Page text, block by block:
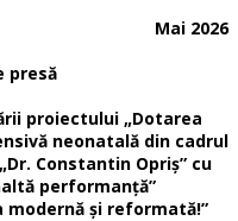
Mai 2026
presă
proiectului „Dotarea
neonatală din cadrul
Constantin Opriș” cu
performanță”
modernă și reformată!”